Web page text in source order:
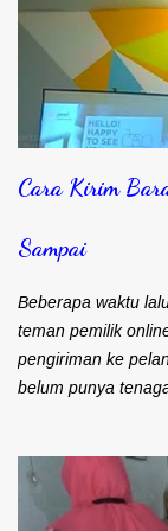
Cara Kirim
Sampai
Beberapa waktu
teman pemilik
pengiriman ke
belum punya
Djohari Zein, CEO
suka